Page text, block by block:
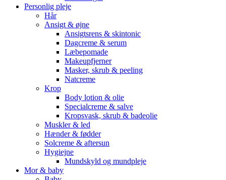
Personlig pleje
Hår
Ansigt & øjne
Ansigtsrens & skintonic
Dagcreme & serum
Læbepomade
Makeupfjerner
Masker, skrub & peeling
Natcreme
Krop
Body lotion & olie
Specialcreme & salve
Kropsvask, skrub & badeolie
Muskler & led
Hænder & fødder
Solcreme & aftersun
Hygiejne
Mundskyld og mundpleje
Mor & baby